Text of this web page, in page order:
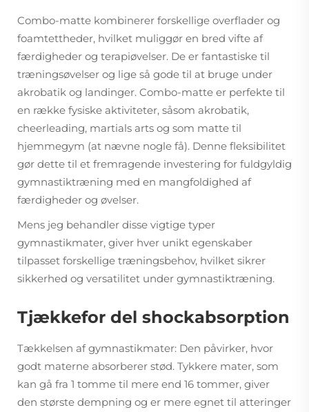
Combo-matte kombinerer forskellige overflader og
foamtettheder, hvilket muliggør en bred vifte af
færdigheder og terapiøvelser. De er fantastiske til
træningsøvelser og lige så gode til at bruge under
akrobatik og landinger. Combo-matte er perfekte til
en række fysiske aktiviteter, såsom akrobatik,
cheerleading, martials arts og som matte til
hjemmegym (at nævne nogle få). Denne fleksibilitet
gør dette til et fremragende investering for fuldgyldig
gymnastiktræning med en mangfoldighed af
færdigheder og øvelser.
Mens jeg behandler disse vigtige typer
gymnastikmater, giver hver unikt egenskaber
tilpasset forskellige træningsbehov, hvilket sikrer
sikkerhed og versatilitet under gymnastiktræning.
Tjækkefor del shockabsorption
Tækkelsen af gymnastikmater: Den påvirker, hvor
godt materne absorberer stød. Tykkere mater, som
kan gå fra 1 tomme til mere end 16 tommer, giver
den største dempning og er mere egnet til atteringer